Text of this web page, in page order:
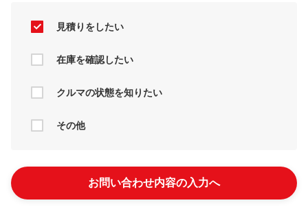
見積りをしたい
在庫を確認したい
クルマの状態を知りたい
その他
お問い合わせ内容の入力へ